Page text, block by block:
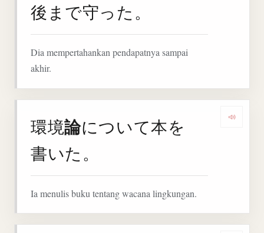
後まで守った。
Dia mempertahankan pendapatnya sampai
akhir.
環境論について本を
書いた。
Ia menulis buku tentang wacana lingkungan.